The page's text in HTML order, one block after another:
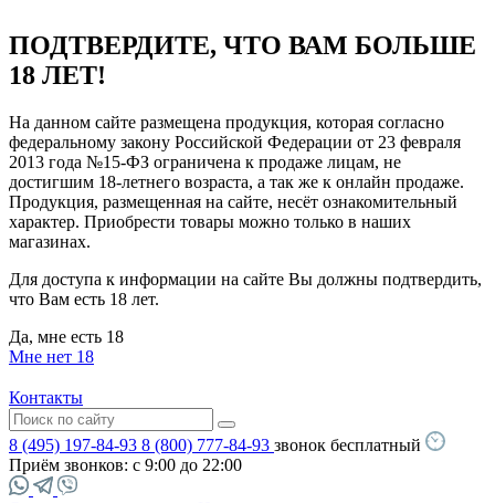
ПОДТВЕРДИТЕ, ЧТО ВАМ БОЛЬШЕ
18 ЛЕТ!
На данном сайте размещена продукция, которая согласно
федеральному закону Российской Федерации от 23 февраля
2013 года №15-ФЗ ограничена к продаже лицам, не
достигшим 18-летнего возраста, а так же к онлайн продаже.
Продукция, размещенная на сайте, несёт ознакомительный
характер. Приобрести товары можно только в наших
магазинах.
Для доступа к информации на сайте Вы должны подтвердить,
что Вам есть 18 лет.
Да, мне есть 18
Мне нет 18
Контакты
8 (495) 197-84-93 8 (800) 777-84-93 звонок бесплатный
Приём звонков: с 9:00 до 22:00